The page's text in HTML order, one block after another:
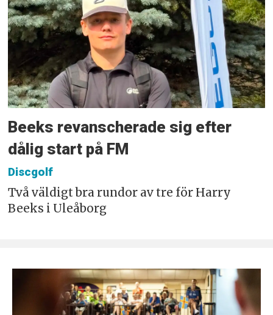
Beeks revanscherade sig efter
dålig start på FM
Discgolf
Två väldigt bra rundor av tre för Harry
Beeks i Uleåborg